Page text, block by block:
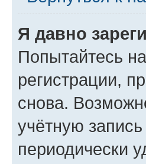
Я давно
Попытайтесь
регистрации,
снова.
учётную
периодически